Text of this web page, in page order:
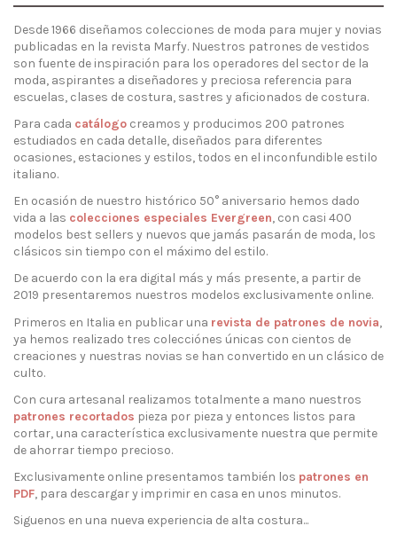
Desde 1966 diseñamos colecciones de moda para mujer y novias
publicadas en la revista Marfy. Nuestros patrones de vestidos
son fuente de inspiración para los operadores del sector de la
moda, aspirantes a diseñadores y preciosa referencia para
escuelas, clases de costura, sastres y aficionados de costura.
Para cada catálogo creamos y producimos 200 patrones
estudiados en cada detalle, diseñados para diferentes
ocasiones, estaciones y estilos, todos en el inconfundible estilo
italiano.
En ocasión de nuestro histórico 50° aniversario hemos dado
vida a las colecciones especiales Evergreen, con casi 400
modelos best sellers y nuevos que jamás pasarán de moda, los
clásicos sin tiempo con el máximo del estilo.
De acuerdo con la era digital más y más presente, a partir de
2019 presentaremos nuestros modelos exclusivamente online.
Primeros en Italia en publicar una revista de patrones de novia,
ya hemos realizado tres colecciónes únicas con cientos de
creaciones y nuestras novias se han convertido en un clásico de
culto.
Con cura artesanal realizamos totalmente a mano nuestros
patrones recortados pieza por pieza y entonces listos para
cortar, una característica exclusivamente nuestra que permite
de ahorrar tiempo precioso.
Exclusivamente online presentamos también los patrones en
PDF, para descargar y imprimir en casa en unos minutos.
Siguenos en una nueva experiencia de alta costura...